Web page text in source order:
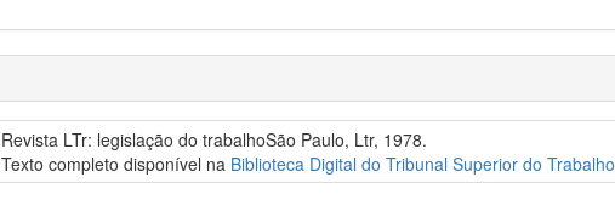
Revista LTr: legislação do trabalhoSão Paulo, Ltr, 1978.
Texto completo disponível na Biblioteca Digital do Tribunal Superior do Trabalho